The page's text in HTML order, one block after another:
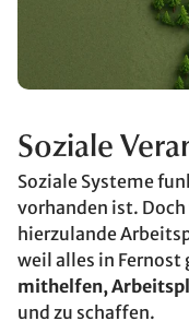
Soziale
Soziale Systeme
vorhanden ist.
hierzulande
weil alles in
mithelfen,
und zu schaffen.